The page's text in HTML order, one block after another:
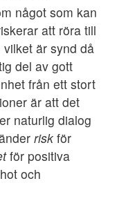
något som kan
att röra till
är synd då
del av gott
från ett stort
är att det
naturlig dialog
risk för
för positiva
och